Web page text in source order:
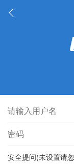
安全提问(未设置请